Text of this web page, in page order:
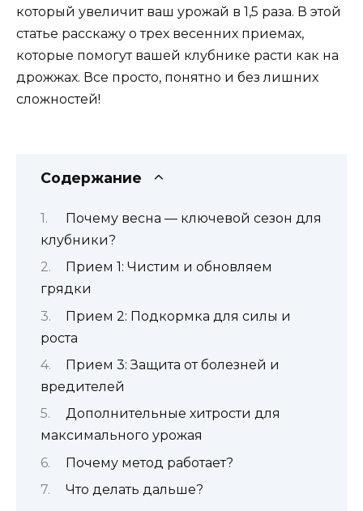
который увеличит ваш урожай в 1,5 раза. В этой
статье расскажу о трех весенних приемах,
которые помогут вашей клубнике расти как на
дрожжах. Все просто, понятно и без лишних
сложностей!
Содержание
Почему весна — ключевой сезон для
клубники?
Прием 1: Чистим и обновляем
грядки
Прием 2: Подкормка для силы и
роста
Прием 3: Защита от болезней и
вредителей
Дополнительные хитрости для
максимального урожая
Почему метод работает?
Что делать дальше?